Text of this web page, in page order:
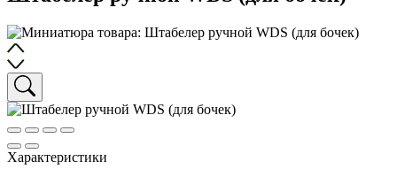
Характеристики